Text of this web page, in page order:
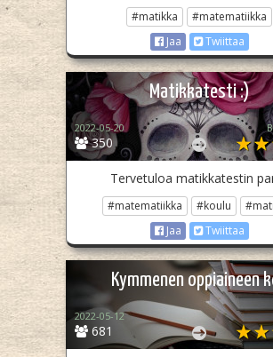
#matikka
#matematiikka
Jaa
Twiittaa
Matikkatesti :)
350
2022-05-20
Tervetuloa matikkatestin
#matematiikka #koulu
Jaa
Twiittaa
Kymmenen oppiaineen
681
2022-05-12